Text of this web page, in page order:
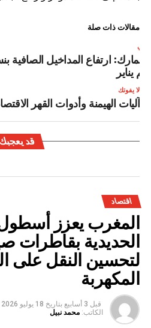
مقالات ذات صلة
يناير
لا يفوتك
آليات الهيمنة وأدوات القهر
قد يعجبك
اقتصاد
المغرب يعزز
الحديدية بقاطرات
لتحسين النقل على
المكهربة
قبل 3 أسابيع بتاريخ 18 يوليو 2026
الكاتب: محمد نبيل